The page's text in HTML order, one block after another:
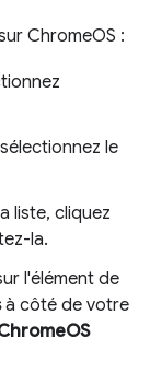
ChromeOS :
le
liste, cliquez
la.
l'élément de
à côté de votre